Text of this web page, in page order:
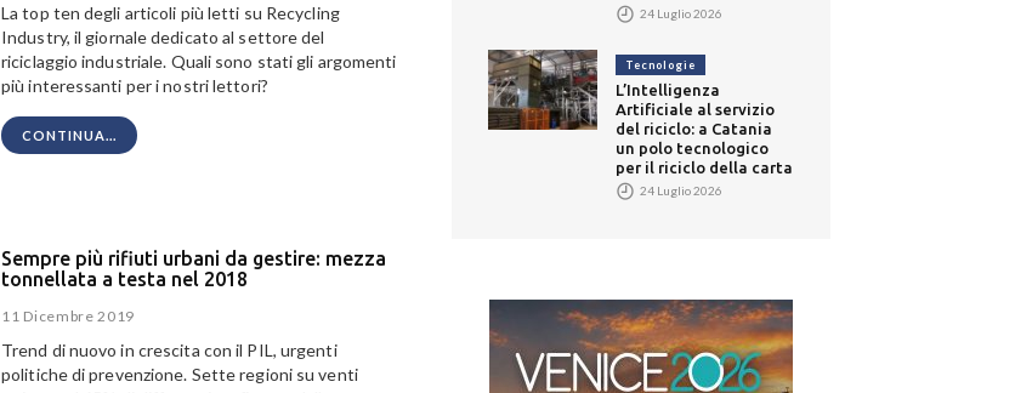
La top ten degli articoli più letti su Recycling
Industry, il giornale dedicato al settore del
riciclaggio industriale. Quali sono stati gli argomenti
più interessanti per i nostri lettori?
CONTINUA...
Sempre più rifiuti urbani da gestire: mezza
tonnellata a testa nel 2018
11 Dicembre 2019
Trend di nuovo in crescita con il PIL, urgenti
politiche di prevenzione. Sette regioni su venti
24 Luglio 2026
Tecnologie
L’Intelligenza
Artificiale al servizio
del riciclo: a Catania
un polo tecnologico
per il riciclo della carta
24 Luglio 2026